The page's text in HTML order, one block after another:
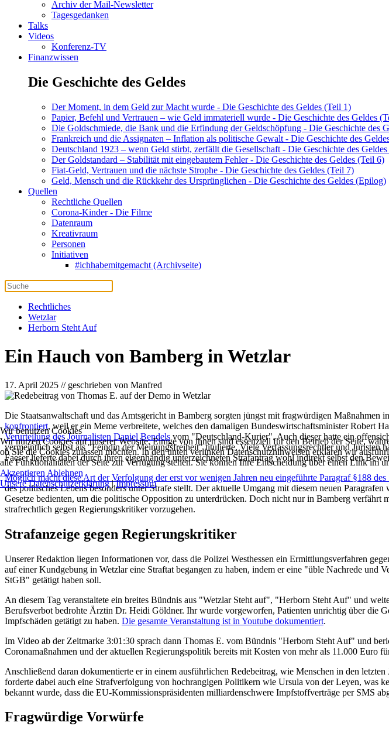
Archiv der Mail-Newsletter
Tagesgedanken
Talks
Videos
Konferenz-TV
Finanzwissen
Die Geschichte des Geldes
Der Moment, in dem Geld zur Macht wurde - Die Geschichte des Geldes (Teil 1)
Papier, Befehl und Vertrauen – wie Geld immateriell wurde - Die Geschichte des Geldes
Die Goldschmiede, die Bank und die Erfindung der Geldschöpfung - Die Geschichte des
Frankreich und die Assignaten – Inflation als politische Gewalt - Die Geschichte des
Deutschland 1923 – wenn Geld stirbt, zerfällt die Gesellschaft - Die Geschichte des
Der Goldstandard – Stabilität mit eingebautem Fehler - Die Geschichte des Geldes (Teil 6)
Fiat-Geld, Vertrauen und die nächste Strophe - Die Geschichte des Geldes (Teil 7)
Geld, Mensch und die Rückkehr des Ursprünglichen - Die Geschichte des Geldes (Epilog)
Quellen
Rechtliche Quellen
Corona-Kinder - Die Filme
Datenraum
Kreativraum
Personen
Initiativen
#ichhabemitgemacht (Archivseite)
Rechtliches
Wetzlar
Herborn Steht Auf
Ein Hauch von Bamberg in Wetzlar
17. April 2025 // geschrieben von Manfred
Die Staatsanwaltschaft und das Amtsgericht in Bamberg sorgten jüngst mit fragwürdigen
konfrontiert, weil er ein Meme verbreitete, welches den damaligen Bundeswirtschaftsminister Robert
Verurteilung des Journalisten Daniel Bendels vom "Deutschland-Kurier". Auch dieser hatte ein
vermeintlich selbst als "Feindin der Meinungsfreiheit" titulierte. Viele Verfassungsrechtler und
Faeser lieferte dabei durch ihren eigenhändig unterzeichneten Strafantrag wohl indirekt selbst den
Möglich macht diese Art der Verfolgung der erst vor wenigen Jahren neu eingeführte Paragraf §188 des
des politisches Lebens besonders unter Strafe stellt. Der aktuelle Umgang mit diesem neuen
Gesetze bedienten, um die politische Opposition zu unterdrücken. Doch nicht nur in Bamberg
strafrechtlich gegen Regierungskritiker vorzugehen.
Strafanzeige gegen Regierungskritiker
Unserer Redaktion liegen Informationen vor, dass die Polizei Westhessen ein Ermittlungsverfahren
auf einer Kundgebung in Wetzlar eine Straftat begangen zu haben, indem er eine "üble Nachrede
StGB" getätigt haben soll.
An diesem Tag veranstaltete ein breites Bündnis aus "Wetzlar Steht auf", "Herborn Steht Auf" und
Berufsverbot bedrohte Ärztin Dr. Heidi Göldner. Ihr wurde vorgeworfen, Patienten unrichtig über die
Impfschäden getätigt zu haben. Die gesamte Veranstaltung ist in Youtube dokumentiert.
Im Video ab der Zeitmarke 3:01:30 sprach dann Thomas E. vom Bündnis "Herborn Steht Auf" und
Coronamaßnahmen und der aktuellen Regierungspolitik bereits mit Kosten von mehr als 11.000 Euro
Anschließend daran dokumentierte er in einem ausführlichen Redebeitrag, wie Menschen in den
forderte dabei auch eine Strafverfolgung von hochrangigen Politikern wie Ursula von der Leyen, was
bekannt wurde, dass die EU-Kommissionspräsidenten milliardenschwere Impfstoffverträge per SMS
Fragwürdige Vorwürfe
Wir benutzen Cookies
Wir nutzen Cookies auf unserer Website. Einige von ihnen sind essenziell für den Betrieb der Seite,
ob Sie die Cookies zulassen möchten. In den unten verlinken Datenschutzhinweisen erklären wir
alle Funktionalitäten der Seite zur Verfügung stehen. Sie können Ihre Entscheidung über einen Link im
Akzeptieren Ablehnen
Unsere Datenschutzerklärung|Impressum